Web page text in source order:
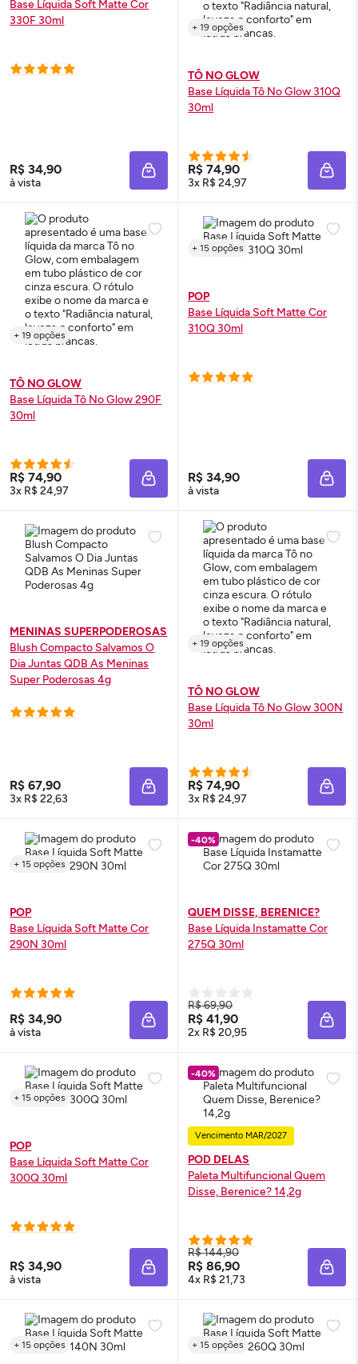
Base Líquida Soft Matte Cor
330F 30ml
R$ 34,90
à vista ADICIONAR À SACOLA
+ 19 opções
TÔ NO GLOW
Base Líquida Tô NoGlow 310Q
30ml
R$ 74,90
3x R$ 24,97
+ 19 opções
TÔ NO GLOW
Base Líquida Tô NoGlow290F
30ml
R$ 74,90
3x R$ 24,97 ADICIONAR À SACOLA
+ 15 opções
POP
Base Líquida Soft Matte Cor
310Q 30ml
R$ 34,90
à vista
MENINAS SUPERPODEROSAS
BlushCompacto Salvamos O
Dia Juntas QDB As Meninas
Super Poderosas 4g
R$ 67,90
3x R$ 22,63 ADICIONAR À SACOLA
+ 19 opções
TÔ NO GLOW
Base Líquida Tô NoGlow 300N
30ml
R$ 74,90
3x R$ 24,97
+ 15 opções
POP
Base Líquida Soft Matte Cor
290N 30ml
R$ 34,90
à vista ADICIONAR À SACOLA
-40%
QUEM DISSE, BERENICE?
Base Líquida Instamatte Cor
275Q 30ml
R$ 69,90
R$ 41,90
2x R$ 20,95
+ 15 opções
POP
Base Líquida Soft Matte Cor
300Q 30ml
R$ 34,90
à vista ADICIONAR À SACOLA
-40%
Vencimento MAR/2027
POD DELAS
Paleta Multifuncional Quem
Disse, Berenice? 14,2g
R$ 144,90
R$ 86,90
4x R$ 21,73
+ 15 opções + 15 opções